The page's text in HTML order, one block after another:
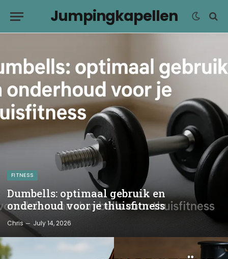
Jumpingkapellen
FITNESS
Dumbells: optimaal gebruik en
onderhoud voor je thuisfitness
Chris July 14, 2026